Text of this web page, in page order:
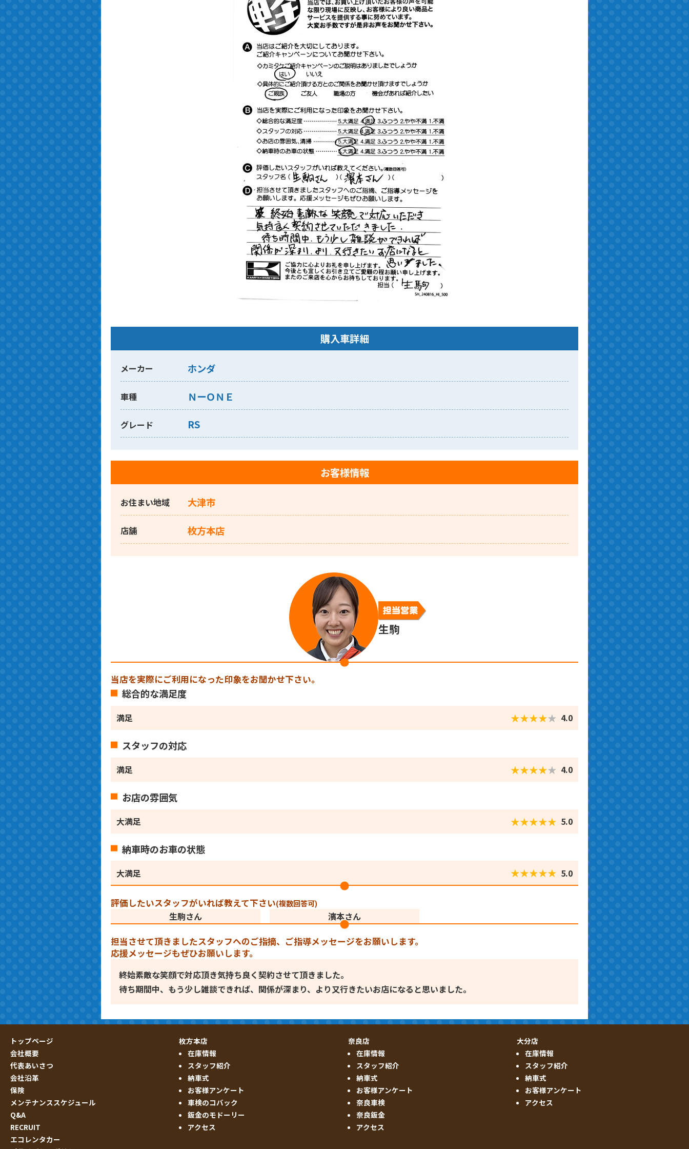
購入車詳細
メーカー ホンダ
車種 ＮーＯＮＥ
グレード RS
お客様情報
お住まい地域 大津市
店舗 枚方本店
生駒
当店を実際にご利用になった印象をお聞かせ下さい。
総合的な満足度
満足 ★★★★★ 4.0
スタッフの対応
満足 ★★★★★ 4.0
お店の雰囲気
大満足 ★★★★★ 5.0
納車時のお車の状態
大満足 ★★★★★ 5.0
評価したいスタッフがいれば教えて下さい(複数回答可)
生駒さん 濱本さん
担当させて頂きましたスタッフへのご指摘、ご指導メッセージをお願いします。
応援メッセージもぜひお願いします。
終始素敵な笑顔で対応頂き気持ち良く契約させて頂きました。
待ち期間中、もう少し雑談できれば、関係が深まり、より又行きたいお店になると思いました。
トップページ
会社概要
代表あいさつ
会社沿革
保険
メンテナンススケジュール
Q&A
RECRUIT
エコレンタカー
枚方本店
在庫情報
スタッフ紹介
納車式
お客様アンケート
車検のコバック
鈑金のモドーリー
アクセス
奈良店
在庫情報
スタッフ紹介
納車式
お客様アンケート
奈良車検
奈良鈑金
アクセス
大分店
在庫情報
スタッフ紹介
納車式
お客様アンケート
アクセス